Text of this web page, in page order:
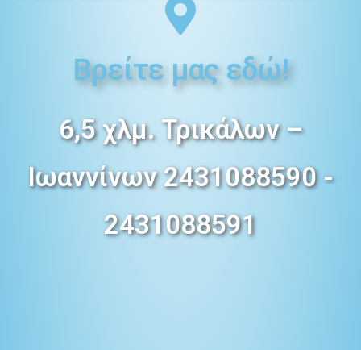
Βρείτε μας εδώ!
6,5 χλμ. Τρικάλων –
Ιωαννίνων 2431088590 -
2431088591